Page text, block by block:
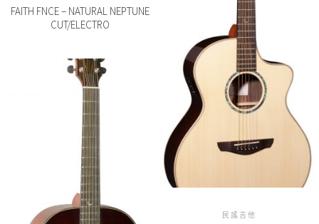
FAITH FNCE – NATURAL NEPTUNE
CUT/ELECTRO
民謠吉他